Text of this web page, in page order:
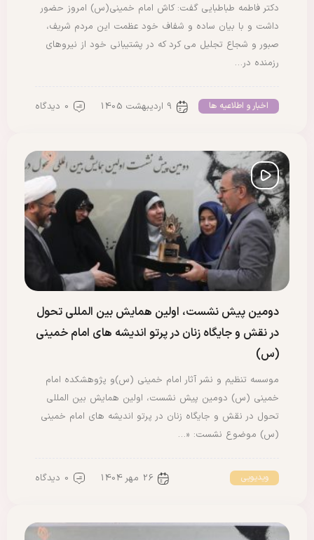
دکتر فاطمه طباطبایی گفت: کاش امام خمینی(س) امروز حضور
داشت و با بیان ساده و شفاف خود عظمت این مردم شریف،
صبور و شجاع تجلیل می کرد که در پشتیبانی خود از نیروهای
رزمنده در…
اخبار و اطلاعیه ها 9 اردیبهشت 1405 0 دیدگاه
دومین پیش نشست، اولین همایش بین المللی تحول
در نقش و جایگاه زنان در پرتو اندیشه های امام خمینی
(س)
موسسه تنظیم و نشر آثار امام خمینی (س)و پژوهشکده امام
خمینی (س) دومین پیش نشست، اولین همایش بین المللی
تحول در نقش و جایگاه زنان در پرتو اندیشه های امام خمینی
(س) موضوع نشست: «…
ویدیویی 26 مهر 1404 0 دیدگاه